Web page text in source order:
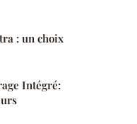
: un choix
Intégré: